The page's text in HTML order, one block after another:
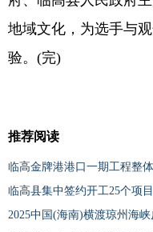
地域文化，为选手与
验。(完)
推荐阅读
临高金牌港港口一期工程整
临高县集中签约开工25个项
2025中国(海南)横渡琼州海